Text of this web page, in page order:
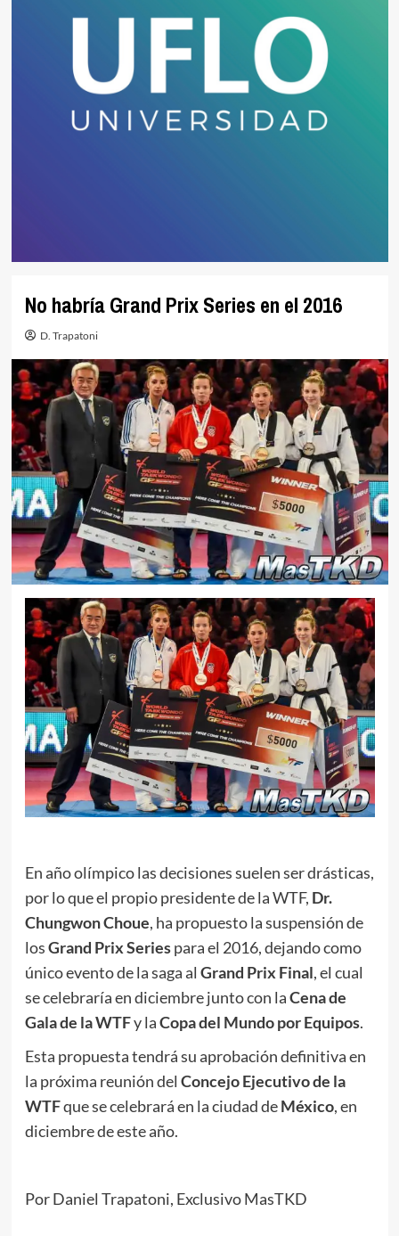
No habría Grand Prix Series en el 2016
D. Trapatoni
En año olímpico las decisiones suelen ser drásticas,
por lo que el propio presidente de la WTF, Dr.
Chungwon Choue, ha propuesto la suspensión de
losGrand Prix Seriespara el 2016, dejando como
único evento de la saga al Grand Prix Final, el cual
se celebraría en diciembre junto con laCena de
Galade la WTFy laCopa del Mundo por Equipos.
Esta propuesta tendrá su aprobación definitiva en
la próxima reunión del Concejo Ejecutivo de la
WTFque se celebrará en la ciudad deMéxico, en
diciembre de este año.
Por Daniel Trapatoni, Exclusivo MasTKD